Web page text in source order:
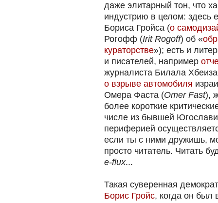
даже элитарный тон, что
индустрию в целом: здесь
Бориса Гройса (о
Рогофф (Irit Rogoff) об «
кураторстве»); есть и
и писателей, например
журналиста Билала
о взрыве автомобиля
Омера Фаста (Omer Fast),
более короткие
числе из бывшей
периферией
если ты с ними дружишь,
просто читатель. Читать
e-flux...
Такая суверенная
Борис Гройс, когда он был